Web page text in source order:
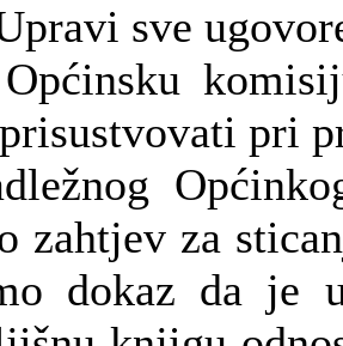
sve
pri
zahtjev za
dokaz da je